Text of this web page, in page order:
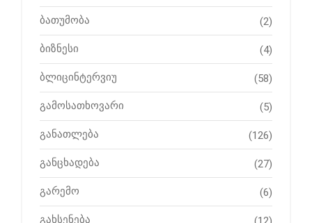
ბათუმობა (2)
ბიზნესი (4)
ბლიცინტერვიუ (58)
გამოსათხოვარი (5)
განათლება (126)
განცხადება (27)
გარემო (6)
გახსენება